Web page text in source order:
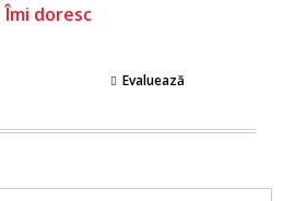
Îmi doresc
Evaluează